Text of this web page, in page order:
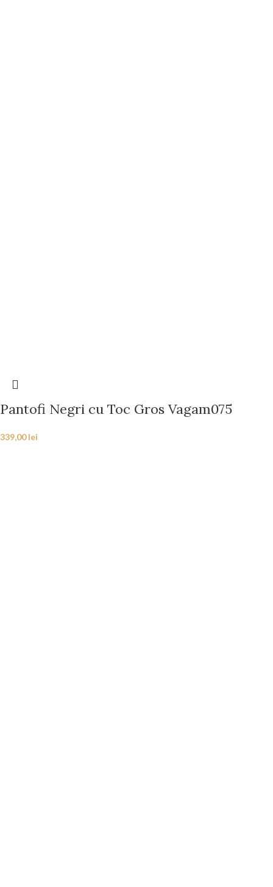
Pantofi Negri cu Toc Gros Vagam075
339,00lei